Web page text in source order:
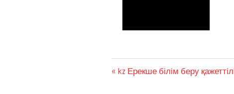
kz Ерекше білім беру